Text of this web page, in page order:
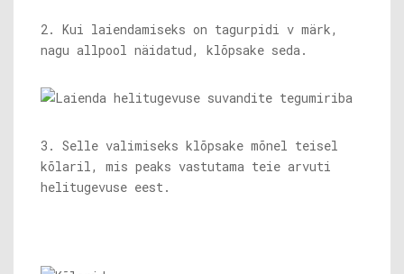
2. Kui laiendamiseks on tagurpidi v märk,
nagu allpool näidatud, klõpsake seda.
3. Selle valimiseks klõpsake mõnel teisel
kõlaril, mis peaks vastutama teie arvuti
helitugevuse eest.